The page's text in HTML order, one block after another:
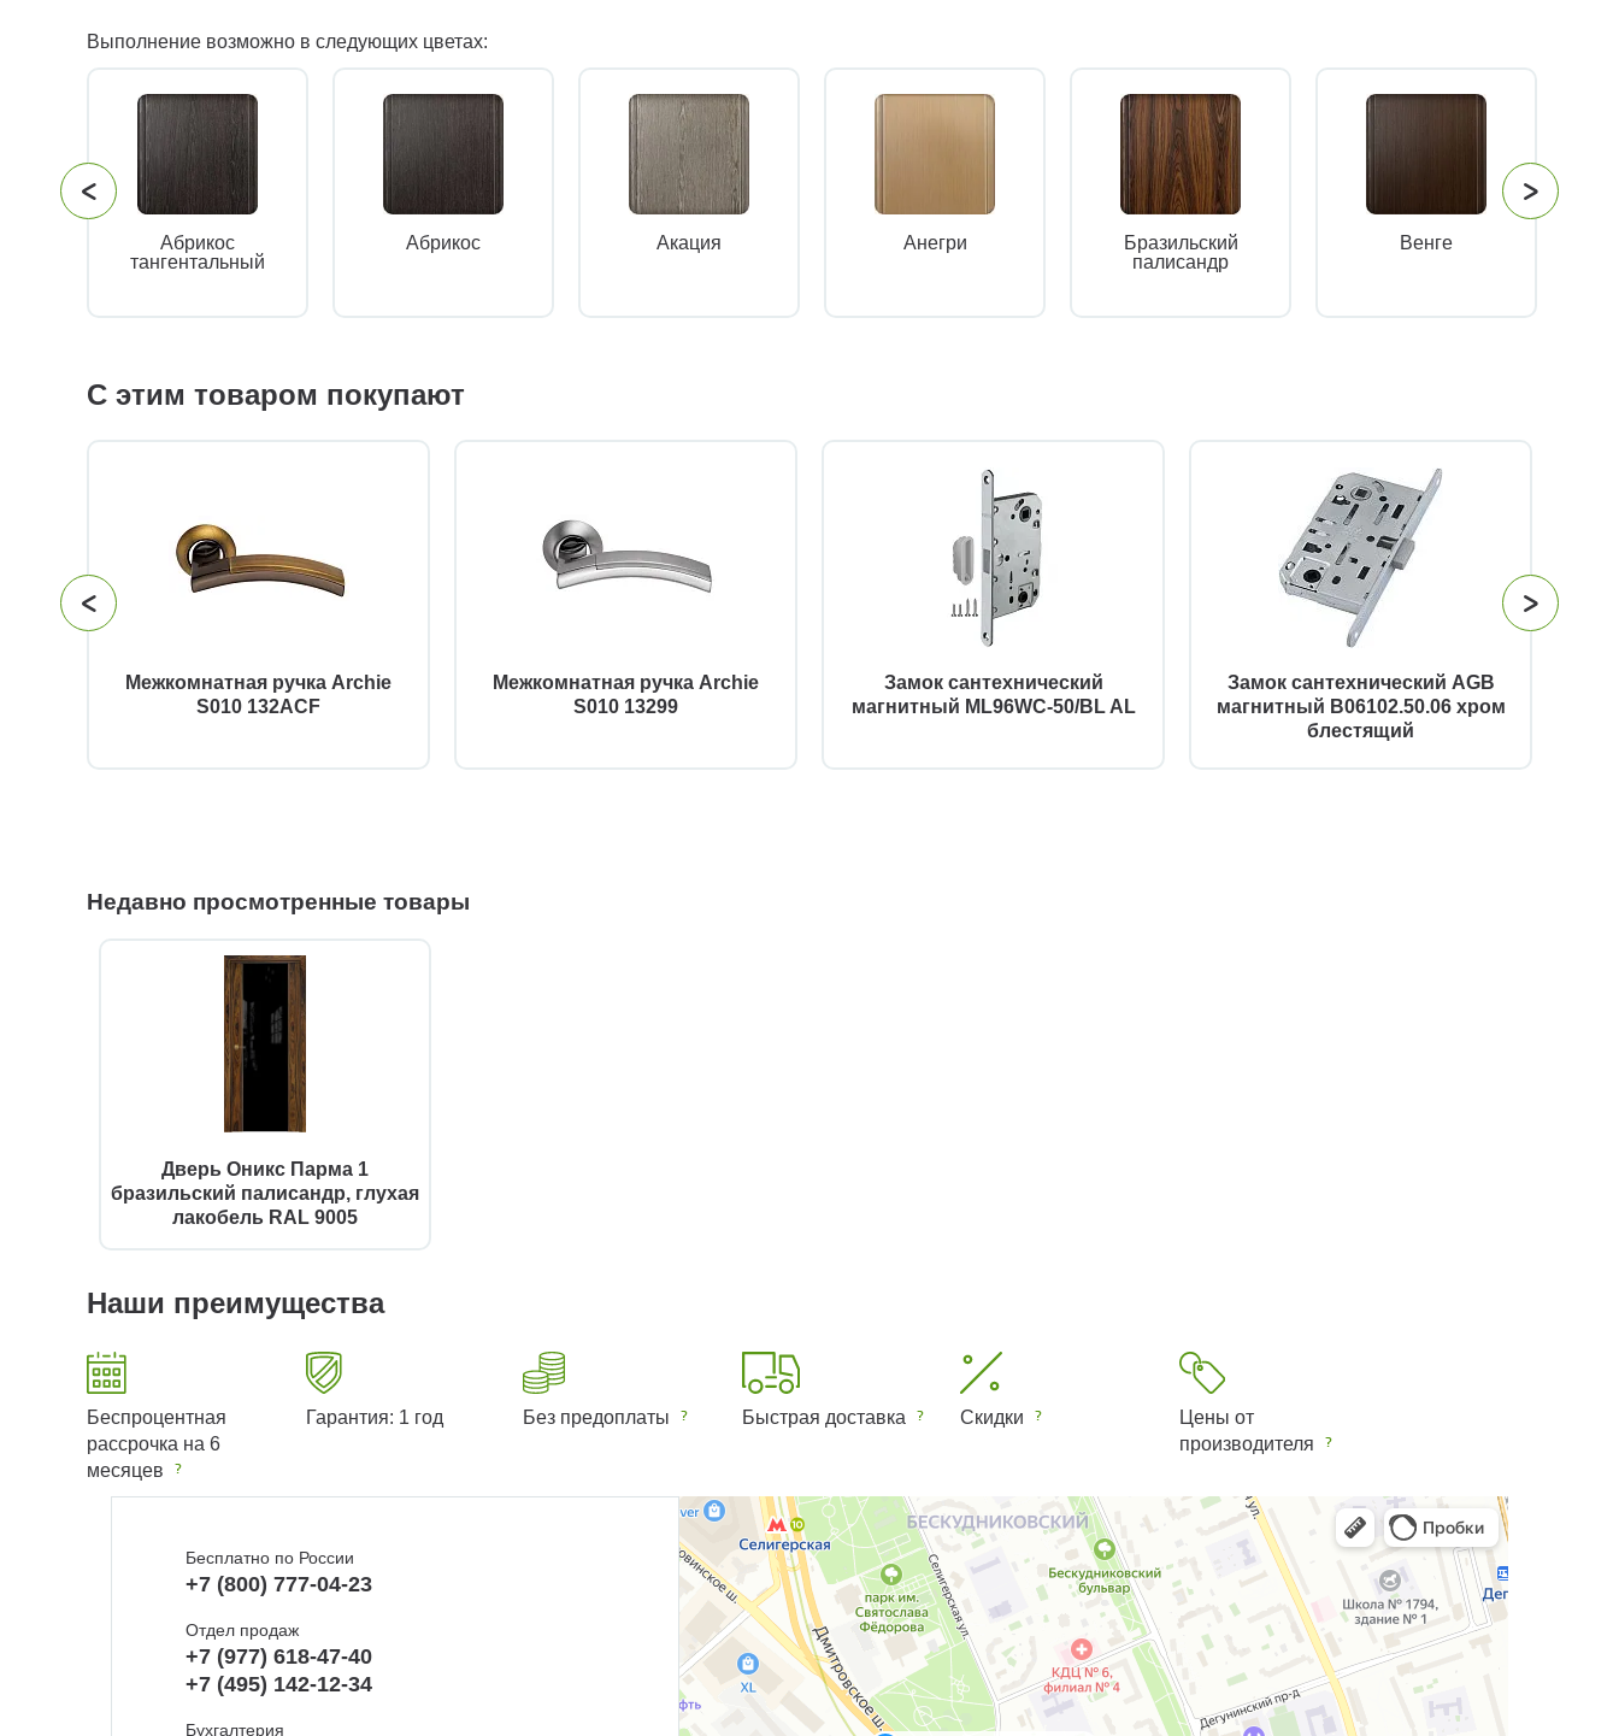
Выполнение возможно в следующих цветах:
Абрикос
тангентальный
Абрикос Акация Анегри
Бразильский
палисандр
Венге
С этим товаром покупают
Межкомнатная ручка Archie
S010 132ACF
Межкомнатная ручка Archie
S010 13299
Замок сантехнический
магнитный ML96WC-50/BL AL
Замок сантехнический AGB
магнитный B06102.50.06 хром
блестящий
Недавно просмотренные товары
Дверь Оникс Парма 1
бразильский палисандр, глухая
лакобель RAL 9005
Наши преимущества
Беспроцентная
рассрочка на 6
месяцев
Гарантия: 1 год Без предоплаты Быстрая доставка Скидки
Цены от
производителя
Бесплатно по России
+7 (800) 777-04-23
Отдел продаж
+7 (977) 618-47-40
+7 (495) 142-12-34
Бухгалтерия